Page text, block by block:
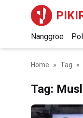
Nanggroe
Home Tag
Tag: